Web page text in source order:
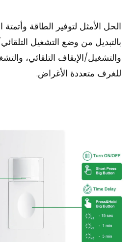
الحل الأمثل لتوفير الطاقة
بالتبديل من وضع التشغيل
والتشغيل/الإيقاف التلقائي،
للغرف متعددة الأغراض.